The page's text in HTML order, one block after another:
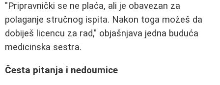
"Pripravnički se ne plaća, ali je obavezan za
polaganje stručnog ispita. Nakon toga možeš da
dobiješ licencu za rad," objašnjava jedna buduća
medicinska sestra.
Česta pitanja i nedoumice